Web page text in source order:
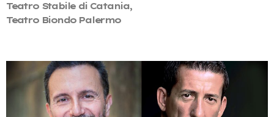
Teatro Stabile di Catania,
Teatro Biondo Palermo